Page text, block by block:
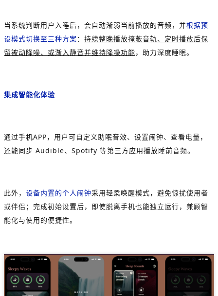
当系统判断用户入睡后，会自动渐弱当前播放的音频，并根据预
设模式切换至三种方案： 持续整晚播放掩蔽音轨、定时播放后保
留被动降噪、或渐入静音并维持降噪功能，助力深度睡眠。
集成智能化体验
通过手机APP，用户可自定义助眠音效、设置闹钟、查看电量，
还能同步 Audible、Spotify 等第三方应用播放睡前音频。
此外， 设备内置的个人闹钟采用轻柔唤醒模式，避免惊扰使用者
或伴侣；完成初始设置后，即使脱离手机也能独立运行，兼顾智
能化与使用的便捷性。